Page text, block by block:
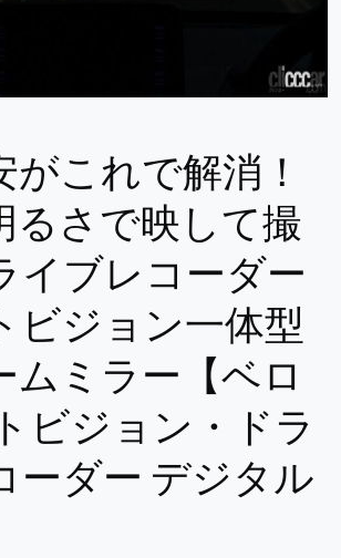
がこれで解消！
るさで映して撮
イブレコーダー
ビジョン一体型
ムミラー【ベロ
ビジョン・ドラ
ーダー デジタル